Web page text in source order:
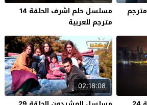
مسلسل بهار الحلقة 50 مترجم
مسلسل حلم اشرف الحلقة 14
مترجم للعربية
02:18:08